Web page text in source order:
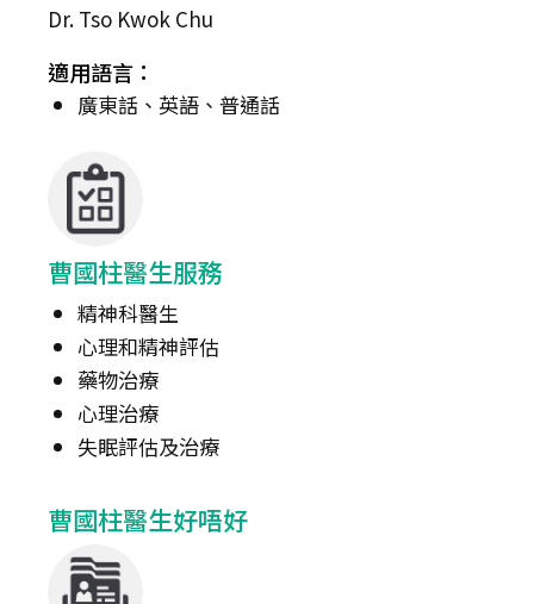
Dr. Tso Kwok Chu
適用語言：
廣東話、英語、普通話
曹國柱醫生服務
精神科醫生
心理和精神評估
藥物治療
心理治療
失眠評估及治療
曹國柱醫生好唔好